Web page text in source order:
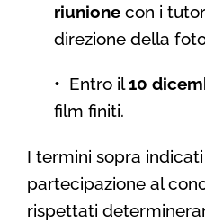
riunione con i
direzione della
• Entro il10
film finiti.
I termini sopra
partecipazione al
rispettati